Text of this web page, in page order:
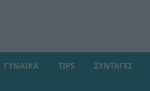
ΓΥΝΑΙΚΑ TIPS ΣΥΝΤΑΓΕΣ